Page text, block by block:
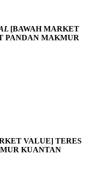
[BAWAH MARKET
PANDAN MAKMUR
VALUE] TERES
KUANTAN